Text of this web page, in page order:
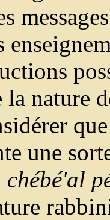
la nature
une
chébé'al